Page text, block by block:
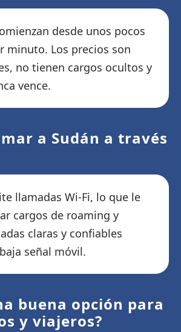
desde unos pocos
minuto. Los precios son
no tienen cargos ocultos y
vence.
a Sudán a través
llamadas Wi-Fi, lo que le
cargos de roaming y
claras y confiables
señal móvil.
buena opción para
y viajeros?